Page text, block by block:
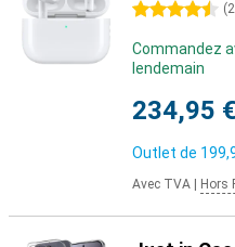
4.5 étoiles (
Commandez
lendemain
234,95 €
Outlet de
Avec TVA Hors